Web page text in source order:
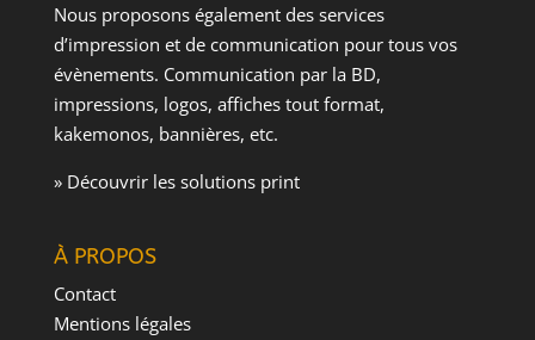
Nous proposons également des services
d’impression et de communication pour tous vos
évènements. Communication par la BD,
impressions, logos, affiches tout format,
kakemonos, bannières, etc.
» Découvrir les solutions print
À PROPOS
Contact
Mentions légales